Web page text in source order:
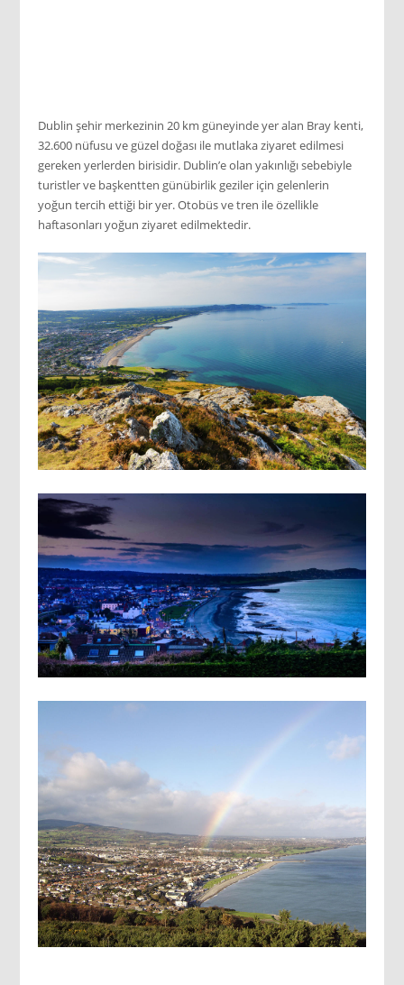
Dublin şehir merkezinin 20 km güneyinde yer alan Bray kenti,
32.600 nüfusu ve güzel doğası ile mutlaka ziyaret edilmesi
gereken yerlerden birisidir. Dublin’e olan yakınlığı sebebiyle
turistler ve başkentten günübirlik geziler için gelenlerin
yoğun tercih ettiği bir yer. Otobüs ve tren ile özellikle
haftasonları yoğun ziyaret edilmektedir.